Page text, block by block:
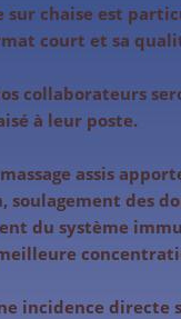
sur chaise est
court et sa
collaborateurs
à leur poste.
assis
soulagement des
du système
incidence directe